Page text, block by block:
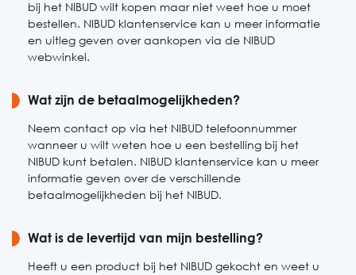
bij het NIBUD wilt kopen maar niet weet hoe u moet
bestellen. NIBUD klantenservice kan u meer informatie
en uitleg geven over aankopen via de NIBUD
webwinkel.
Wat zijn de betaalmogelijkheden?
Neem contact op via het NIBUD telefoonnummer
wanneer u wilt weten hoe u een bestelling bij het
NIBUD kunt betalen. NIBUD klantenservice kan u meer
informatie geven over de verschillende
betaalmogelijkheden bij het NIBUD.
Wat is de levertijd van mijn bestelling?
Heeft u een product bij het NIBUD gekocht en weet u